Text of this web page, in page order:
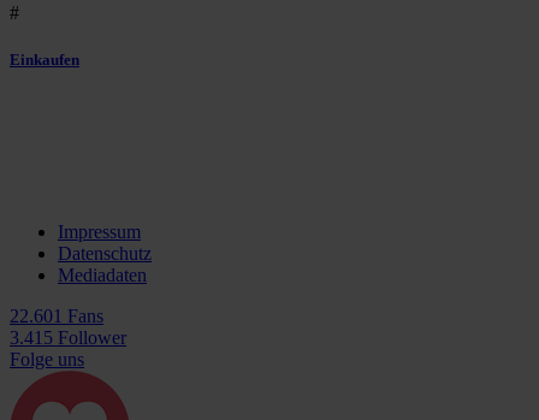
#
Einkaufen
Impressum
Datenschutz
Mediadaten
22.601 Fans
3.415 Follower
Folge uns